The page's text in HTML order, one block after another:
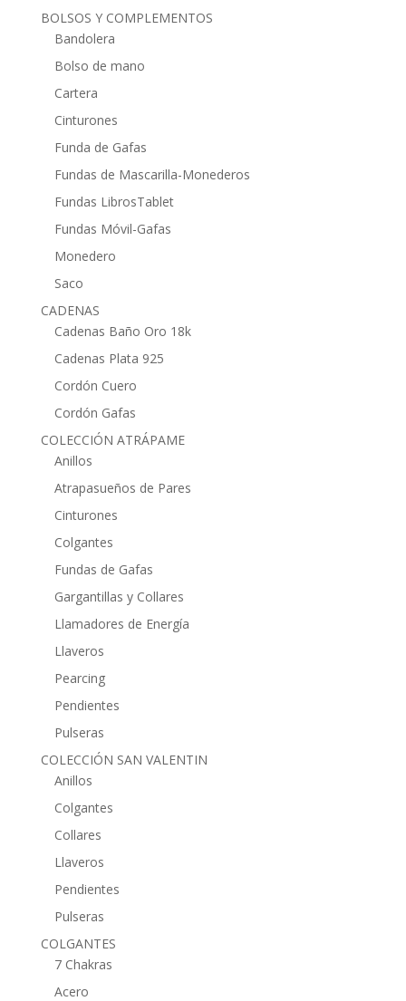
BOLSOS Y COMPLEMENTOS
Bandolera
Bolso de mano
Cartera
Cinturones
Funda de Gafas
Fundas de Mascarilla-Monederos
Fundas LibrosTablet
Fundas Móvil-Gafas
Monedero
Saco
CADENAS
Cadenas Baño Oro 18k
Cadenas Plata 925
Cordón Cuero
Cordón Gafas
COLECCIÓN ATRÁPAME
Anillos
Atrapasueños de Pares
Cinturones
Colgantes
Fundas de Gafas
Gargantillas y Collares
Llamadores de Energía
Llaveros
Pearcing
Pendientes
Pulseras
COLECCIÓN SAN VALENTIN
Anillos
Colgantes
Collares
Llaveros
Pendientes
Pulseras
COLGANTES
7 Chakras
Acero